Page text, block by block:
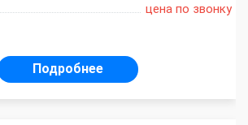
цена по звонку
Подробнее